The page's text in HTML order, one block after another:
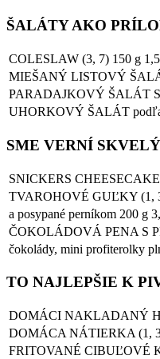
ŠALÁTY AKO
COLESLAW (3, 7) 150 g
MIEŠANÝ LISTOVÝ
PARADAJKOVÝ ŠALÁT
UHORKOVÝ ŠALÁT podľa
SME VERNÍ
SNICKERS CHEESECAKE
TVAROHOVÉ GUĽKY (1,
a posypané perníkom 200 g
ČOKOLÁDOVÁ PENA S
čokolády, mini profiterolky
TO NAJLEPŠIE K
DOMÁCI NAKLADANÝ
DOMÁCA NÁTIERKA (1, 3,
FRITOVANÉ CIBUĽOVÉ